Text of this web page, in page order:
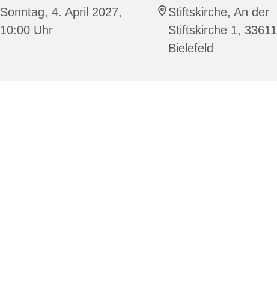
Sonntag, 4. April 2027,
10:00 Uhr
Stiftskirche, An der
Stiftskirche 1, 33611
Bielefeld